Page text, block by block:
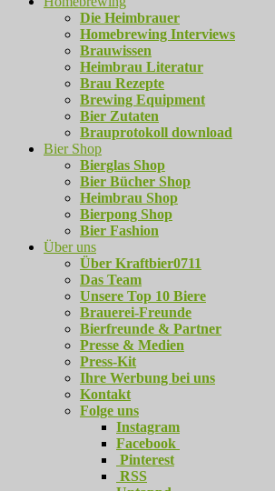
Die Heimbrauer
Homebrewing Interviews
Brauwissen
Heimbrau Literatur
Brau Rezepte
Brewing Equipment
Bier Zutaten
Brauprotokoll download
Bier Shop
Bierglas Shop
Bier Bücher Shop
Heimbrau Shop
Bierpong Shop
Bier Fashion
Über uns
Über Kraftbier0711
Das Team
Unsere Top 10 Biere
Brauerei-Freunde
Bierfreunde & Partner
Presse & Medien
Press-Kit
Ihre Werbung bei uns
Kontakt
Folge uns
Instagram
Facebook
Pinterest
RSS